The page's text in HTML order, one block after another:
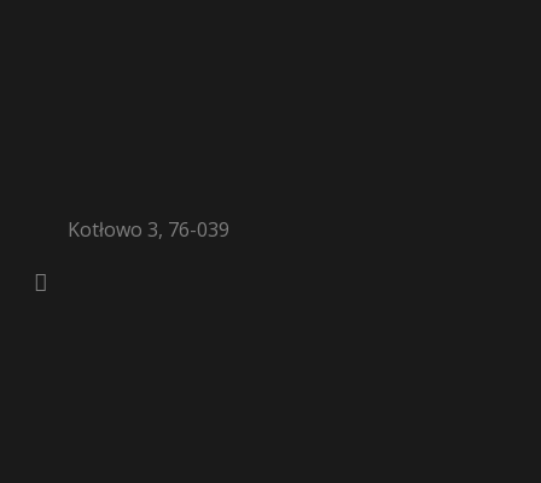
Kotłowo 3, 76-039